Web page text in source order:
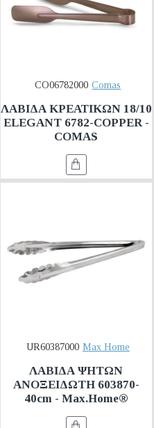
CO06782000 Comas
ΛΑΒΙΔΑ ΚΡΕΑΤΙΚΩΝ 18/10
ELEGANT 6782-COPPER -
COMAS
UR60387000 Max Home
ΛΑΒΙΔΑ ΨΗΤΩΝ
ΑΝΟΞΕΙΔΩΤΗ 603870-
40cm - Max.Home®